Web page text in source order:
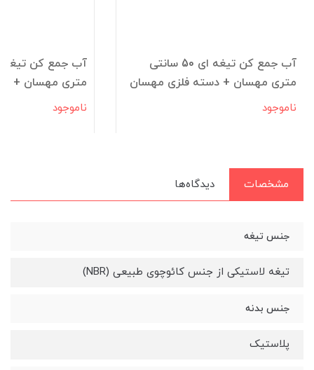
آب جمع کن تیغه ای 50 سانتی
متری مهسان + دسته فلزی مهسان
ناموجود
متری مهسان +
ناموجود
مشخصات دیدگاه‌ها
جنس تیغه
تیغه لاستیکی از جنس کائوچوی طبیعی (NBR)
جنس بدنه
پلاستیک